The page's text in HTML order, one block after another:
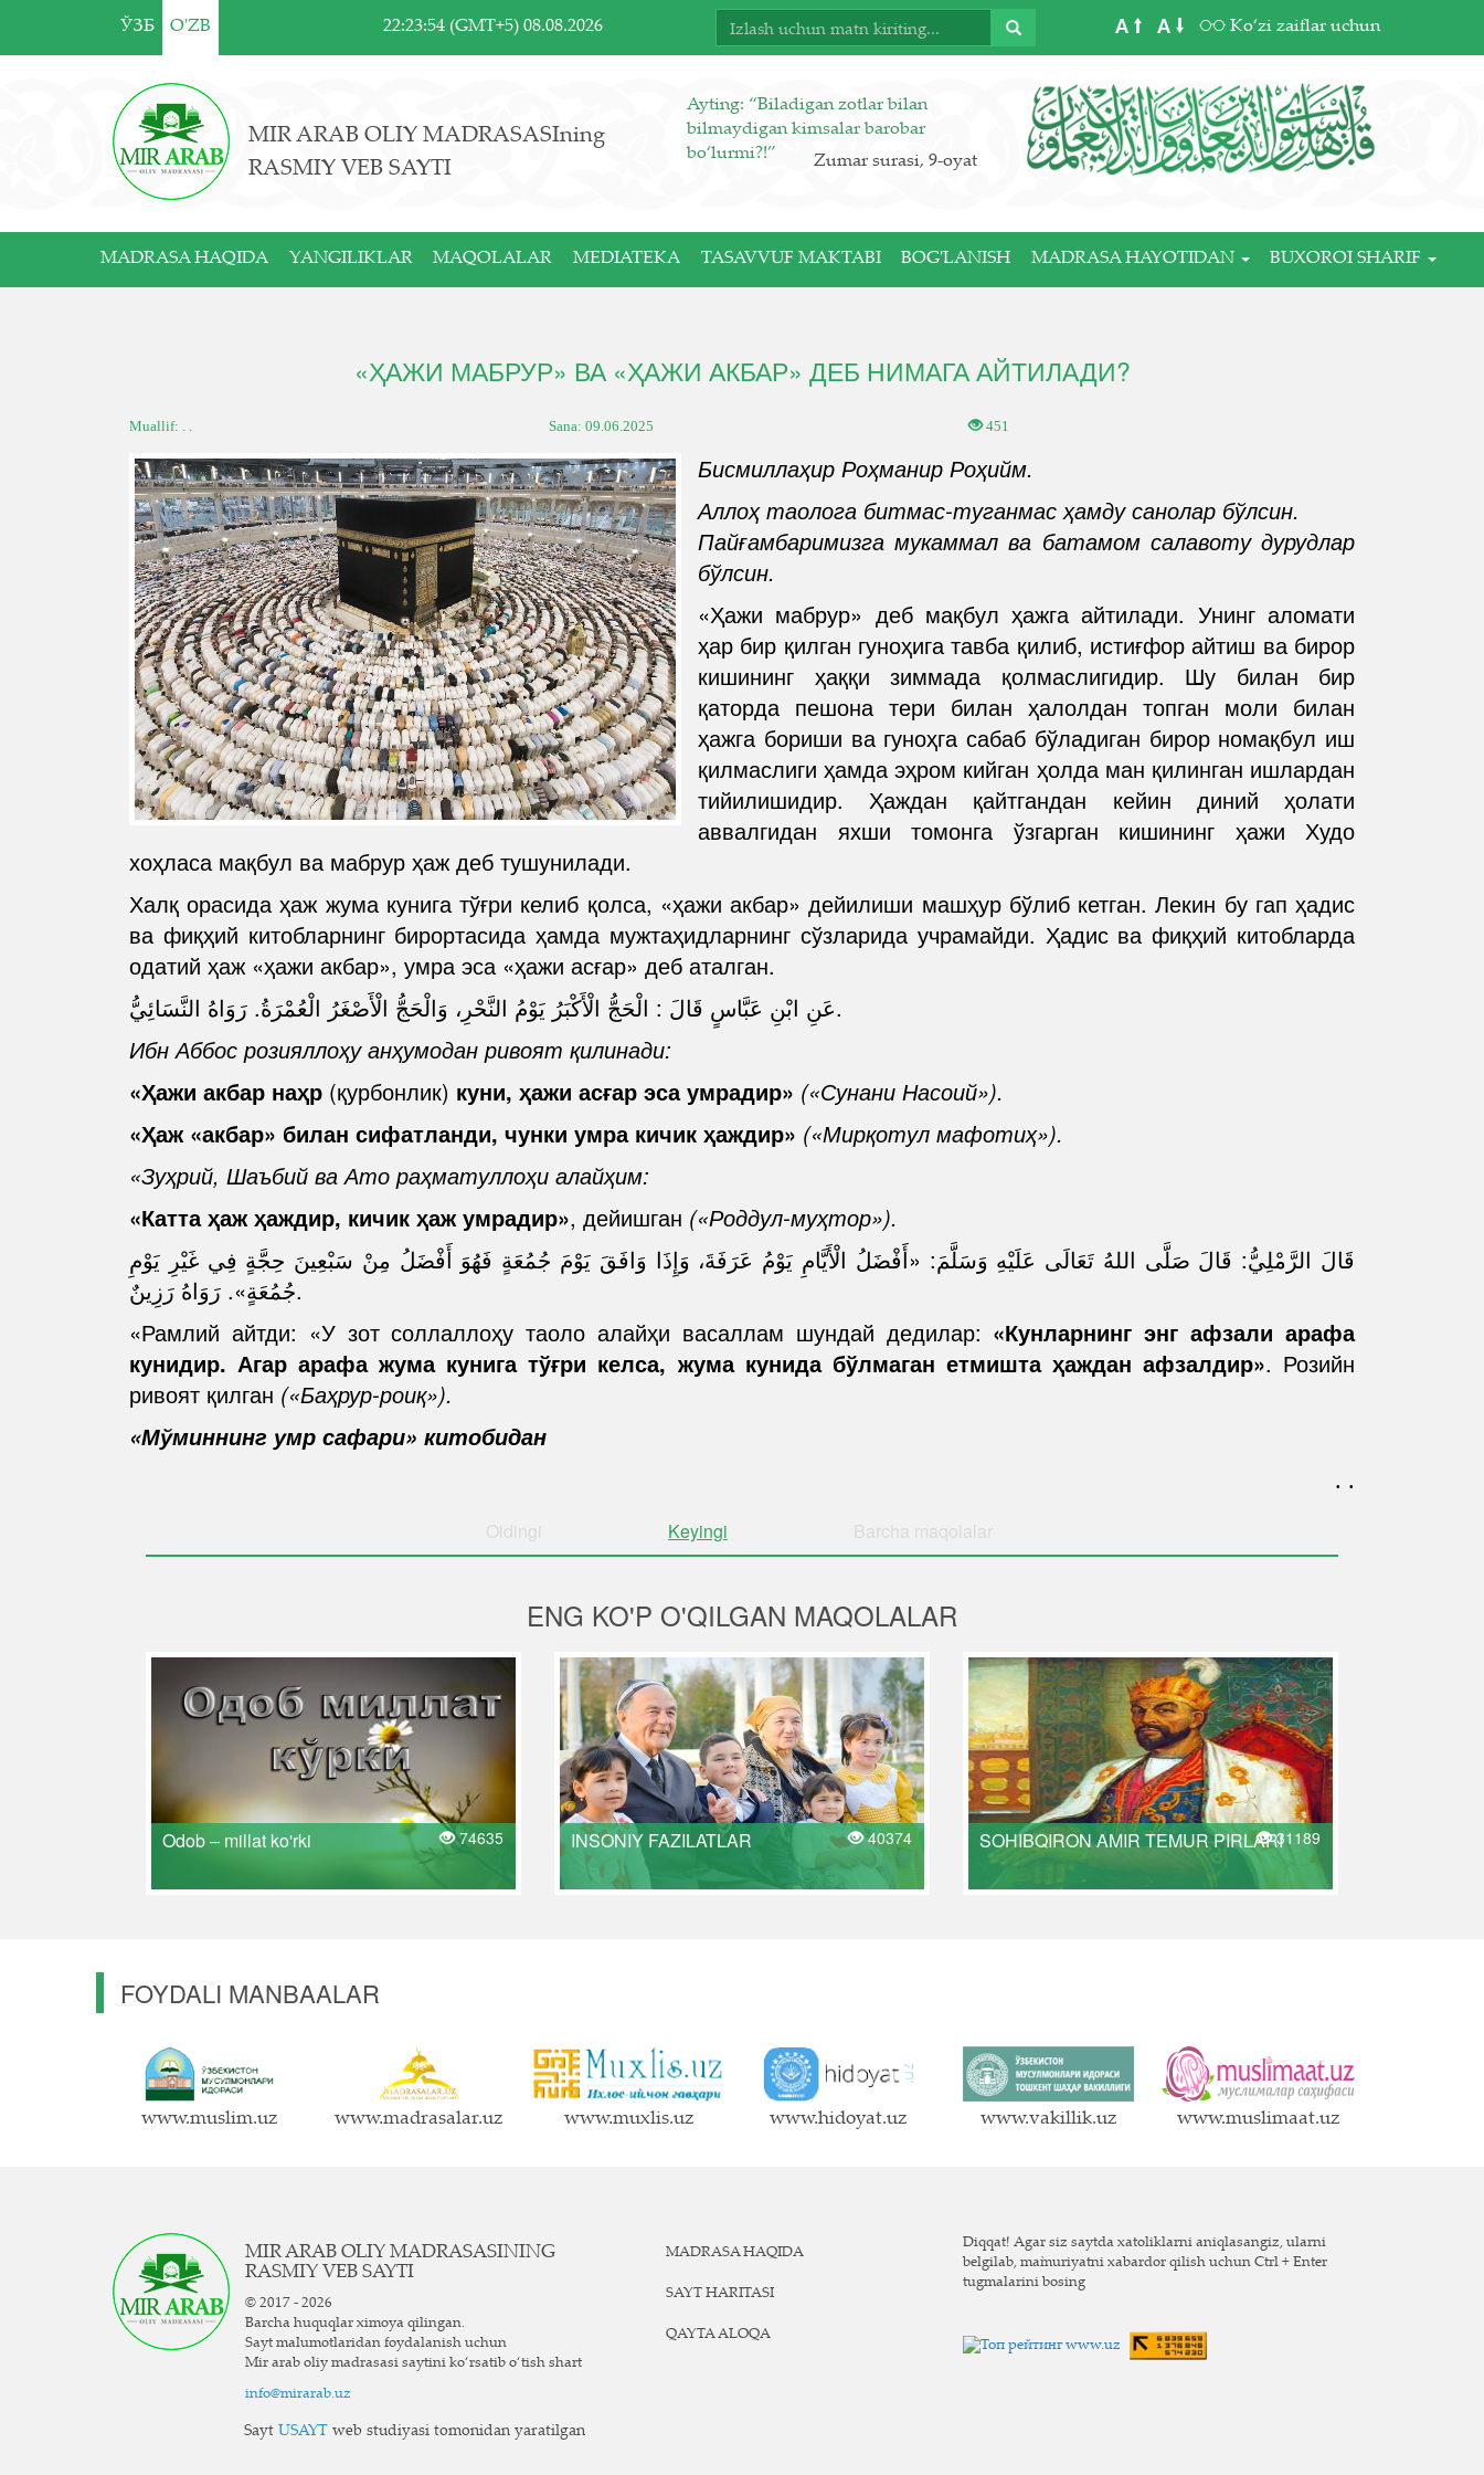
ЎЗБ O'ZB 22:23:54 (GMT+5) 08.08.2026 A A Ko‘zi zaiflar uchun
MIR ARAB OLIY MADRASASIning
RASMIY VEB SAYTI
Ayting: “Biladigan zotlar bilan
bilmaydigan kimsalar barobar
bo‘lurmi?!”
Zumar surasi, 9-oyat
MADRASA HAQIDA YANGILIKLAR MAQOLALAR MEDIATEKA TASAVVUF MAKTABI BOG'LANISH MADRASA HAYOTIDAN BUXOROI SHARIF
«ҲАЖИ МАБРУР» ВА «ҲАЖИ АКБАР» ДЕБ НИМАГА АЙТИЛАДИ?
Muallif: . . Sana: 09.06.2025 451
Бисмиллаҳир Роҳманир Роҳийм.
Аллоҳ таолога битмас-туганмас ҳамду санолар бўлсин.
Пайғамбаримизга мукаммал ва батамом салавоту дурудлар
бўлсин.
«Ҳажи мабрур» деб мақбул ҳажга айтилади. Унинг аломати
ҳар бир қилган гуноҳига тавба қилиб, истиғфор айтиш ва бирор
кишининг ҳаққи зиммада қолмаслигидир. Шу билан бир
қаторда пешона тери билан ҳалолдан топган моли билан
ҳажга бориши ва гуноҳга сабаб бўладиган бирор номақбул иш
қилмаслиги ҳамда эҳром кийган ҳолда ман қилинган ишлардан
тийилишидир. Ҳаждан қайтгандан кейин диний ҳолати
аввалгидан яхши томонга ўзгарган кишининг ҳажи Худо
хоҳласа мақбул ва мабрур ҳаж деб тушунилади.
Халқ орасида ҳаж жума кунига тўғри келиб қолса, «ҳажи акбар» дейилиши машҳур бўлиб кетган. Лекин бу гап ҳадис
ва фиқҳий китобларнинг бирортасида ҳамда мужтаҳидларнинг сўзларида учрамайди. Ҳадис ва фиқҳий китобларда
одатий ҳаж «ҳажи акбар», умра эса «ҳажи асғар» деб аталган.
عَنِ ابْنِ عَبَّاسٍ قَالَ : الْحَجُّ الْأَكْبَرُ يَوْمُ النَّحْرِ، وَالْحَجُّ الْأَصْغَرُ الْعُمْرَةُ. رَوَاهُ النَّسَائِيُّ.
Ибн Аббос розияллоҳу анҳумодан ривоят қилинади:
«Ҳажи акбар наҳр (қурбонлик) куни, ҳажи асғар эса умрадир» («Сунани Насоий»).
«Ҳаж «акбар» билан сифатланди, чунки умра кичик ҳаждир» («Мирқотул мафотиҳ»).
«Зуҳрий, Шаъбий ва Ато раҳматуллоҳи алайҳим:
«Катта ҳаж ҳаждир, кичик ҳаж умрадир», дейишган («Роддул-муҳтор»).
قَالَ الرَّمْلِيُّ: قَالَ صَلَّى اللهُ تَعَالَى عَلَيْهِ وَسَلَّمَ: «أَفْضَلُ الْأَيَّامِ يَوْمُ عَرَفَةَ، وَإِذَا وَافَقَ يَوْمَ جُمُعَةٍ فَهُوَ أَفْضَلُ مِنْ سَبْعِينَ حِجَّةٍ فِي غَيْرِ يَوْمِ
جُمُعَةٍ». رَوَاهُ رَزِينٌ.
«Рамлий айтди: «У зот соллаллоҳу таоло алайҳи васаллам шундай дедилар: «Кунларнинг энг афзали арафа
кунидир. Агар арафа жума кунига тўғри келса, жума кунида бўлмаган етмишта ҳаждан афзалдир». Розийн
ривоят қилган («Баҳрур-роиқ»).
«Мўминнинг умр сафари» китобидан
. .
Oldingi Keyingi Barcha maqolalar
ENG KO'P O'QILGAN MAQOLALAR
Odob – millat ko'rki 74635 INSONIY FAZILATLAR 40374 SOHIBQIRON AMIR TEMUR PIRLARI31189
FOYDALI MANBAALAR
www.muslim.uz www.madrasalar.uz www.muxlis.uz www.hidoyat.uz www.vakillik.uz www.muslimaat.uz
MIR ARAB OLIY MADRASASINING
RASMIY VEB SAYTI
© 2017 - 2026
Barcha huquqlar ximoya qilingan.
Sayt ma`lumotlaridan foydalanish uchun
Mir arab oliy madrasasi saytini ko‘rsatib o‘tish shart
info@mirarab.uz
MADRASA HAQIDA
SAYT HARITASI
QAYTA ALOQA
Diqqat! Agar siz saytda xatoliklarni aniqlasangiz, ularni
belgilab, ma`muriyatni xabardor qilish uchun Ctrl + Enter
tugmalarini bosing
Sayt USAYT web studiyasi tomonidan yaratilgan